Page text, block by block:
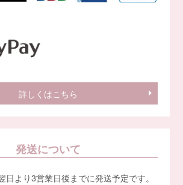
詳しくはこちら
発送について
日より3営業日後までに発送予定です。